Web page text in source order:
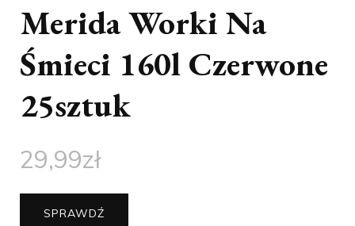
Merida Worki Na
Śmieci 160l Czerwone
25sztuk
29,99zł
SPRAWDŹ